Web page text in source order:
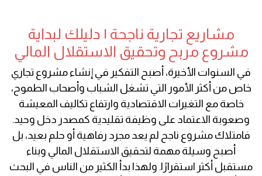
مشاريع تجارية ناجحة | دليلك لبداية
مشروع مربح وتحقيق الاستقلال المالي
في السنوات الأخيرة، أصبح التفكير في إنشاء مشروع تجاري
خاص من أكثر الأمور التي تشغل الشباب وأصحاب الطموح،
خاصة مع التغيرات الاقتصادية وارتفاع تكاليف المعيشة
وصعوبة الاعتماد على وظيفة تقليدية كمصدر دخل وحيد.
فامتلاك مشروع ناجح لم يعد مجرد رفاهية أو حلم بعيد، بل
أصبح وسيلة مهمة لتحقيق الاستقلال المالي وبناء
مستقبل أكثر استقرارًا. ولهذا بدأ الكثير من الناس في البحث